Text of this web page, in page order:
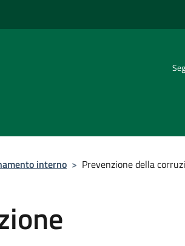
interno > Prevenzione della